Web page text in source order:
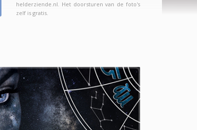
helderziende.nl. Het doorsturen van de foto's
zelf is gratis.